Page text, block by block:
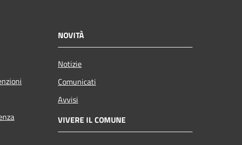
NOVITÀ
Notizie
Comunicati
Avvisi
VIVERE IL COMUNE